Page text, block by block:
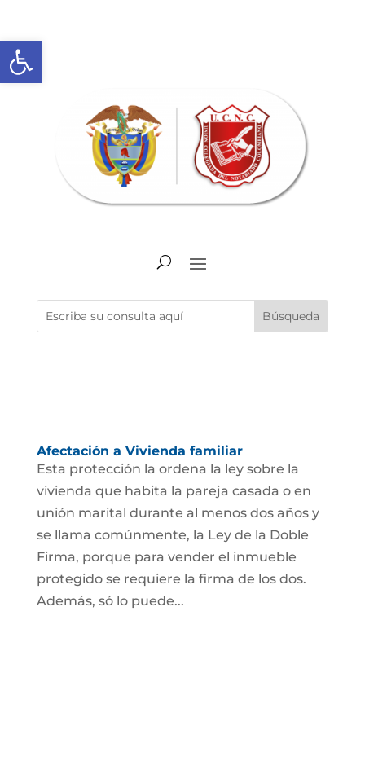
Abrir barra de herramientas
Afectación a Vivienda familiar
Esta protección la ordena la ley sobre la
vivienda que habita la pareja casada o en
unión marital durante al menos dos años y
se llama comúnmente, la Ley de la Doble
Firma, porque para vender el inmueble
protegido se requiere la firma de los dos.
Además, só lo puede...